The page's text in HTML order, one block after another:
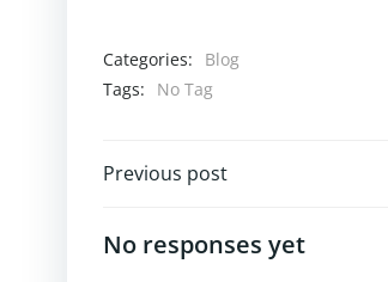
Categories:
Blog
Tags:
No Tag
投
稿
Previous post
No responses yet